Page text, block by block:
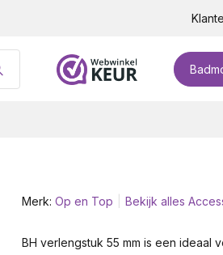
35 euro!
Merk: Op en Top Bekijk alles
BH verlengstuk 55 mm is een ideaal